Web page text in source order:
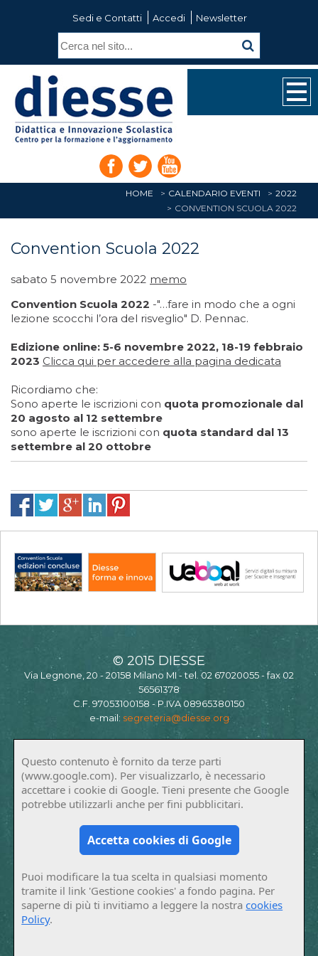
Sedi e Contatti Accedi Newsletter
HOME CALENDARIO EVENTI
2022
CONVENTION SCUOLA 2022
Convention Scuola 2022
sabato 5 novembre 2022 memo
Convention Scuola 2022 -"…fare in modo che a ogni
lezione scocchi l’ora del risveglio" D. Pennac.
Edizione online: 5-6 novembre 2022, 18-19 febbraio
2023 Clicca qui per accedere alla pagina dedicata
Ricordiamo che:
Sono aperte le iscrizioni con quota promozionale dal
20 agosto al 12 settembre
sono aperte le iscrizioni con quota standard dal 13
settembre al 20 ottobre
© 2015 DIESSE
Via Legnone, 20 - 20158 Milano MI - tel. 02 67020055 - fax 02
56561378
C.F. 97053100158 - P.IVA 08965380150
e-mail: segreteria@diesse.org
Questo contenuto è fornito da terze parti
(www.google.com). Per visualizzarlo, è necessario
accettare i cookie di Google. Tieni presente che Google
potrebbe utilizzarli anche per fini pubblicitari.
Accetta cookies di Google
Puoi modificare la tua scelta in qualsiasi momento
tramite il link 'Gestione cookies' a fondo pagina. Per
saperne di più ti invitiamo a leggere la nostracookies
Policy.